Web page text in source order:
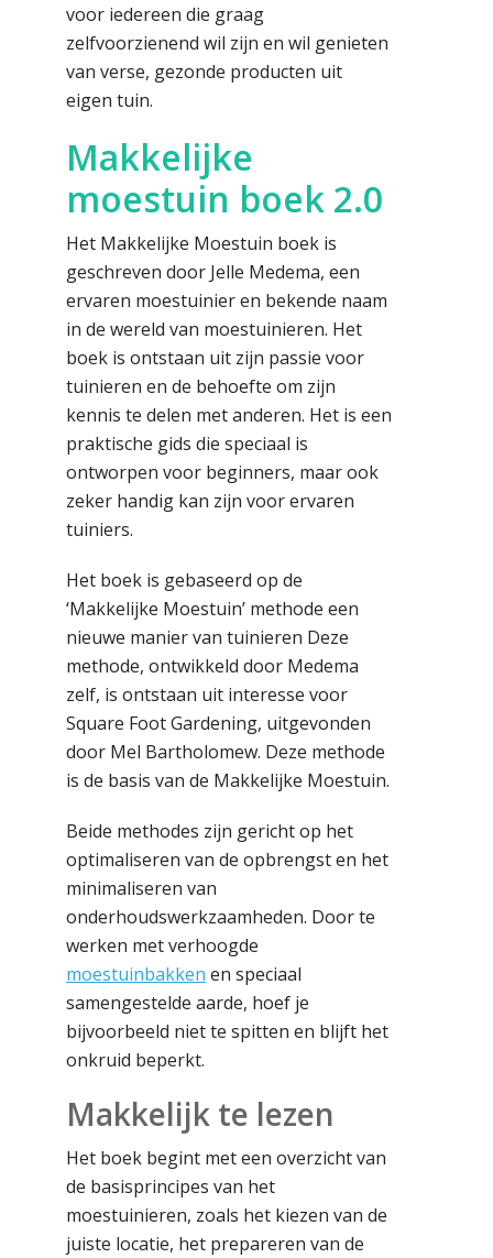
voor iedereen die graag
zelfvoorzienend wil zijn en wil genieten
van verse, gezonde producten uit
eigen tuin.
Makkelijke
moestuin boek 2.0
Het Makkelijke Moestuin boek is
geschreven door Jelle Medema, een
ervaren moestuinier en bekende naam
in de wereld van moestuinieren. Het
boek is ontstaan uit zijn passie voor
tuinieren en de behoefte om zijn
kennis te delen met anderen. Het is een
praktische gids die speciaal is
ontworpen voor beginners, maar ook
zeker handig kan zijn voor ervaren
tuiniers.
Het boek is gebaseerd op de
‘Makkelijke Moestuin’ methode een
nieuwe manier van tuinieren Deze
methode, ontwikkeld door Medema
zelf, is ontstaan uit interesse voor
Square Foot Gardening, uitgevonden
door Mel Bartholomew. Deze methode
is de basis van de Makkelijke Moestuin.
Beide methodes zijn gericht op het
optimaliseren van de opbrengst en het
minimaliseren van
onderhoudswerkzaamheden. Door te
werken met verhoogde
moestuinbakken en speciaal
samengestelde aarde, hoef je
bijvoorbeeld niet te spitten en blijft het
onkruid beperkt.
Makkelijk te lezen
Het boek begint met een overzicht van
de basisprincipes van het
moestuinieren, zoals het kiezen van de
juiste locatie, het prepareren van de